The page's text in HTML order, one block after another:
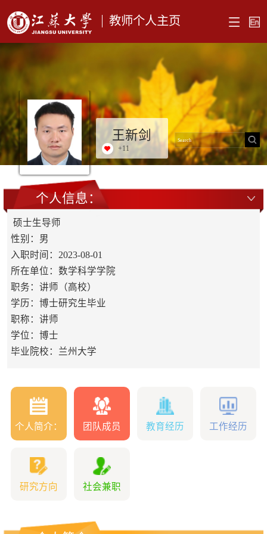
教师个人主页
王新剑
+11
个人信息：
硕士生导师
性别：男
入职时间：2023-08-01
所在单位：数学科学学院
职务：讲师（高校）
学历：博士研究生毕业
职称：讲师
学位：博士
毕业院校：兰州大学
个人简介： 团队成员 教育经历 工作经历
研究方向 社会兼职